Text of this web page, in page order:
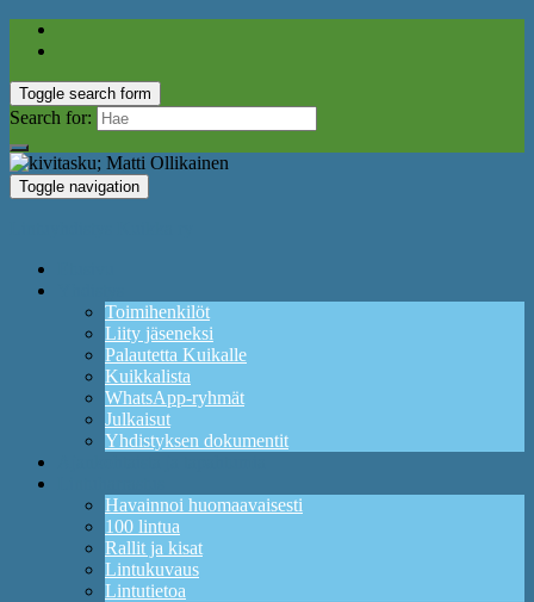
Toggle search form
Search for:
Toggle navigation
Toimihenkilöt
Liity jäseneksi
Palautetta Kuikalle
Kuikkalista
WhatsApp-ryhmät
Julkaisut
Yhdistyksen dokumentit
Havainnoi huomaavaisesti
100 lintua
Rallit ja kisat
Lintukuvaus
Lintutietoa